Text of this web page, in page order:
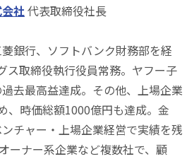
社 代表取締役社長
銀行、ソフトバンク財務部を経
ス取締役執行役員常務。ヤフー子
去最高益達成。その他、上場企業
、時価総額1000億円も達成。金
チャー・上場企業経営で実績を残
ーナー系企業など複数社で、顧